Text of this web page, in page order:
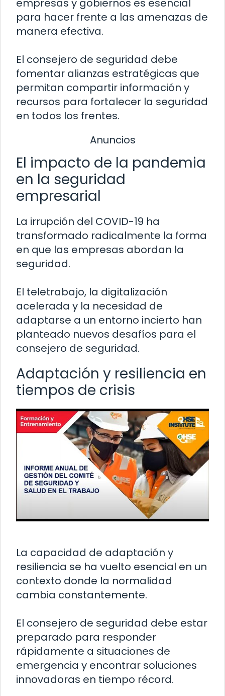
empresas y gobiernos es esencial
para hacer frente a las amenazas de
manera efectiva.
El consejero de seguridad debe
fomentar alianzas estratégicas que
permitan compartir información y
recursos para fortalecer la seguridad
en todos los frentes.
Anuncios
El impacto de la pandemia
en la seguridad
empresarial
La irrupción del COVID-19 ha
transformado radicalmente la forma
en que las empresas abordan la
seguridad.
El teletrabajo, la digitalización
acelerada y la necesidad de
adaptarse a un entorno incierto han
planteado nuevos desafíos para el
consejero de seguridad.
Adaptación y resiliencia en
tiempos de crisis
La capacidad de adaptación y
resiliencia se ha vuelto esencial en un
contexto donde la normalidad
cambia constantemente.
El consejero de seguridad debe estar
preparado para responder
rápidamente a situaciones de
emergencia y encontrar soluciones
innovadoras en tiempo récord.